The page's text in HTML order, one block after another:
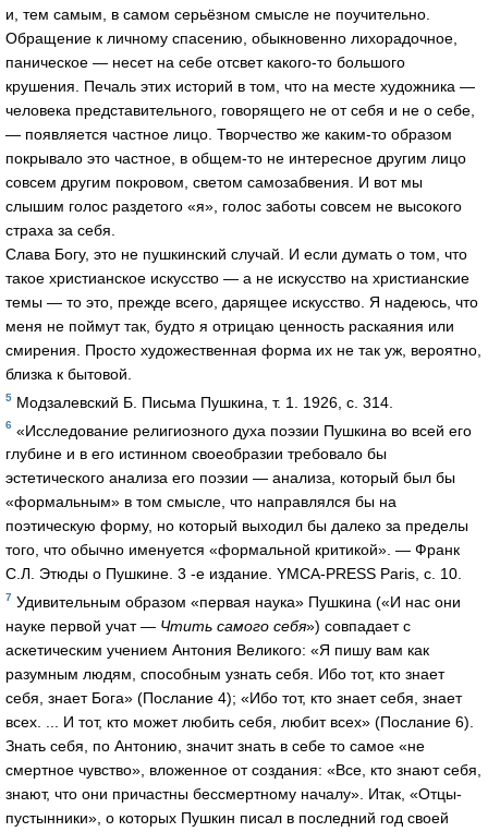
и, тем самым, в самом серьёзном смысле не поучительно.
Обращение к личному спасению, обыкновенно лихорадочное,
паническое — несет на себе отсвет какого-то большого
крушения. Печаль этих историй в том, что на месте художника —
человека представительного, говорящего не от себя и не о себе,
— появляется частное лицо. Творчество же каким-то образом
покрывало это частное, в общем-то не интересное другим лицо
совсем другим покровом, светом самозабвения. И вот мы
слышим голос раздетого «я», голос заботы совсем не высокого
страха за себя.
Cлава Богу, это не пушкинский случай. И если думать о том, что
такое христианское искусство — а не искусство на христианские
темы — то это, прежде всего, дарящее искусство. Я надеюсь, что
меня не поймут так, будто я отрицаю ценность раскаяния или
смирения. Просто художественная форма их не так уж, вероятно,
близка к бытовой.
5 Модзалевский Б. Письма Пушкина, т. 1. 1926, с. 314.
6 «Исследование религиозного духа поэзии Пушкина во всей его
глубине и в его истинном своеобразии требовало бы
эстетического анализа его поэзии — анализа, который был бы
«формальным» в том смысле, что направлялся бы на
поэтическую форму, но который выходил бы далеко за пределы
того, что обычно именуется «формальной критикой». — Франк
С.Л. Этюды о Пушкине. 3 -е издание. YMCA-PRESS Paris, с. 10.
7 Удивительным образом «первая наука» Пушкина («И нас они
науке первой учат — Чтить самого себя») совпадает с
аскетическим учением Антония Великого: «Я пишу вам как
разумным людям, способным узнать себя. Ибо тот, кто знает
себя, знает Бога» (Послание 4); «Ибо тот, кто знает себя, знает
всех. ... И тот, кто может любить себя, любит всех» (Послание 6).
Знать себя, по Антонию, значит знать в себе то самое «не
смертное чувство», вложенное от создания: «Все, кто знают себя,
знают, что они причастны бессмертному началу». Итак, «Отцы-
пустынники», о которых Пушкин писал в последний год своей